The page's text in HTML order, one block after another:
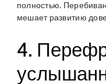
полностью.
мешает развитию
4.